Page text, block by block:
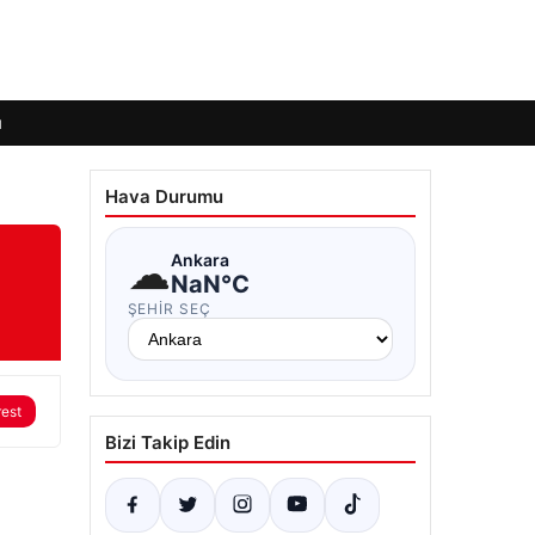
Hava Durumu
☁Ankara
NaN°C
ŞEHIR SEÇ
Bizi Takip Edin